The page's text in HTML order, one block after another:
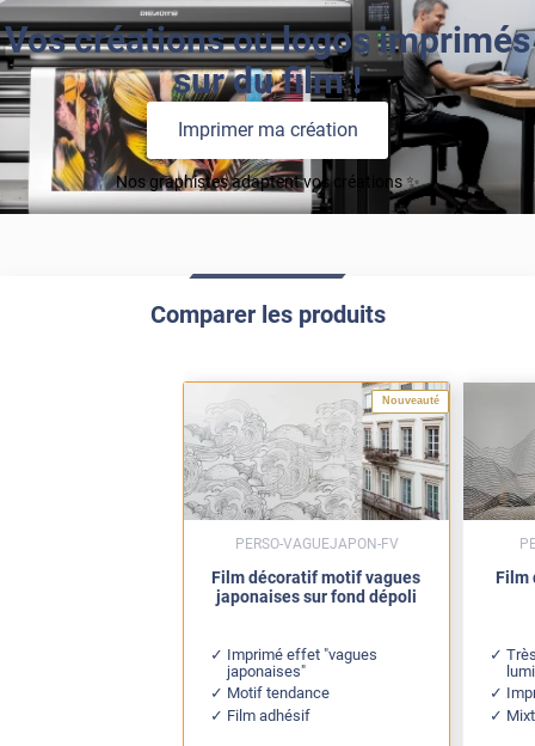
Vos créations ou logos imprimés
sur du film !
Imprimer ma création
Nos graphistes adaptent vos créations ✨
Comparer les produits
Nouveauté
Film décoratif motif vagues
japonaises sur fond dépoli
Imprimé effet "vagues
japonaises"
Motif tendance
Film adhésif
PERSO-VAGUEJAPON-FV
Film